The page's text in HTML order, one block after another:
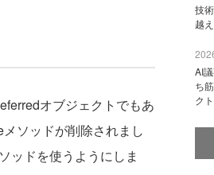
オブジェクトでもあ
ソッドが削除されまし
ッドを使うようにしま
技
越
AI
ち
ク